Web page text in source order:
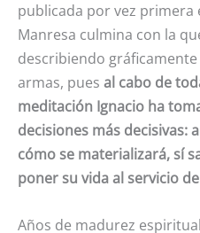
publicada por vez primera
Manresa culmina con la
describiendo
armas, pues al cabo de
meditación Ignacio ha
decisiones más decisivas:
cómo se materializará, sí
poner su vida al servicio
Años de madurez